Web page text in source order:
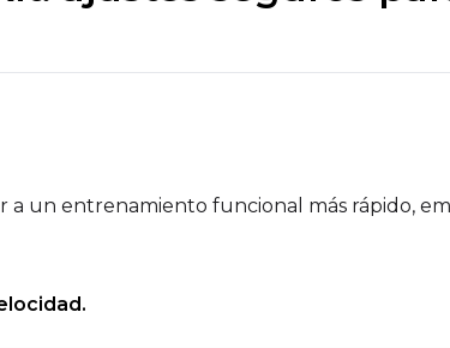
un entrenamiento funcional más rápido,